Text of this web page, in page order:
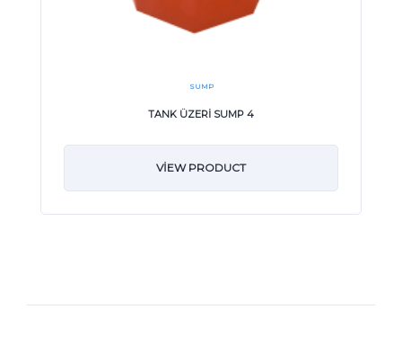
SUMP
TANK ÜZERİ SUMP 4
VIEW PRODUCT